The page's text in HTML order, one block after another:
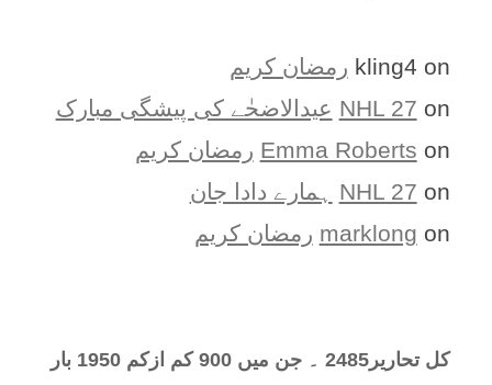
kling4 on
رمضان کریم
NHL 27 on
عیدالاضحٰے کی پیشگی مبارک
Emma Roberts on
رمضان کریم
NHL 27 on
ہمارے دادا جان
marklong on رمضان کریم
کل تحارير2485 ۔ جن میں 900 کم ازکم 1950 بار